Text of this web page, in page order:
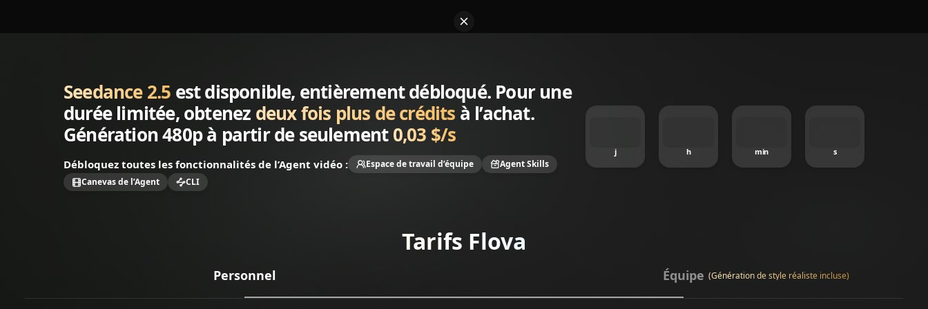
Seedance 2.5 est disponible, entièrement débloqué. Pour une
durée limitée, obtenez deux fois plus de crédits à l’achat.
Génération 480p à partir de seulement0,03 $/s
Débloquez toutes les fonctionnalités de l’Agent vidéo : Espace de travail d’équipe
Agent Skills
Canevas de l’Agent
CLI
j h min s
Tarifs Flova
Personnel Équipe (Génération de style réaliste incluse)